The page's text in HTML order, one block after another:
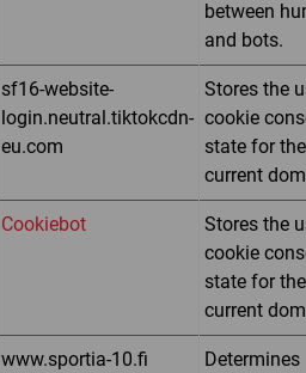
between
and bots.
sf16-website-
login.neutral.tiktokcdn-
eu.com
Stores the
cookie
state for the
current
Cookiebot
Stores the
cookie
state for the
current
www.sportia-10.fi
Determines